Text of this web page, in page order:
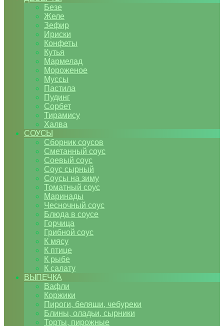
Безе
Желе
Зефир
Ириски
Конфеты
Кутья
Мармелад
Мороженое
Муссы
Пастила
Пудинг
Сорбет
Тирамису
Халва
СОУСЫ
Сборник соусов
Сметанный соус
Соевый соус
Соус сырный
Соусы на зиму
Томатный соус
Маринады
Чесночный соус
Блюда в соусе
Горчица
Грибной соус
К мясу
К птице
К рыбе
К салату
ВЫПЕЧКА
Вафли
Коржики
Пироги, беляши, чебуреки
Блины, оладьи, сырники
Торты, пирожные